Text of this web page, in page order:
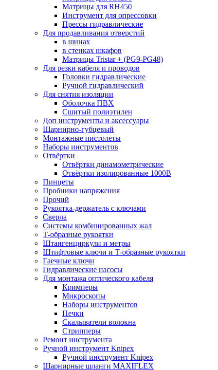
Матрицы для RH450
Инструмент для опрессовки
Прессы гидравлические
Для продавливания отверстий
в шинах
в стенках шкафов
Матрицы Tristar + (PG9-PG48)
Для резки кабеля и проводов
Головки гидравлические
Ручной гидравлический
Для снятия изоляции
Оболочка ПВХ
Сшитый полиэтилен
Доп инструменты и аксессуары
Шарнирно-губцевый
Монтажные пистолеты
Наборы инструментов
Отвёртки
Отвёртки динамометрические
Отвёртки изолированные 1000В
Пинцеты
Пробники напряжения
Прочий
Рукоятка-держатель с ключами
Сверла
Системы комбинированных жал
Т-образные рукоятки
Штангенциркули и метры
Штифтовые ключи и Т-образные рукоятки
Гаечные ключи
Гидравлические насосы
Для монтажа оптического кабеля
Кримперы
Микроскопы
Наборы инструментов
Печки
Скалыватели волокна
Стрипперы
Ремонт инструмента
Ручной инструмент Knipex
Ручной инструмент Knipex
Шарнирные шланги MAXIFLEX